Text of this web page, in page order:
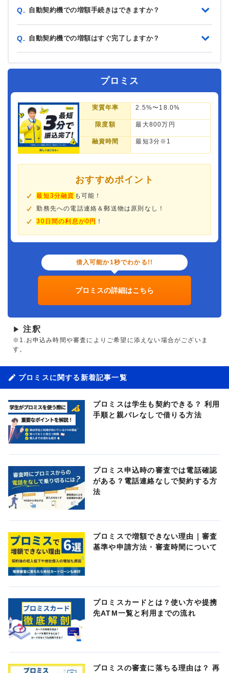
Q. 自動契約機での増額手続きはできますか？
Q. 自動契約機での増額はすぐ完了しますか？
プロミス
実質年率 2.5%〜18.0%
限度額 最大800万円
融資時間 最短3分※1
おすすめポイント
最短3分融資 も可能！
勤務先への電話連絡＆郵送物は原則なし！
30日間の利息が0円 ！
借入可能か1秒でわかる!!
プロミスの詳細はこちら
▶ 注釈
※1.お申込み時間や審査によりご希望に添えない場合がございま
す。
プロミスに関する新着記事一覧
プロミスは学生も契約できる？ 利用
手順と親バレなしで借りる方法
プロミス申込時の審査では電話確認
がある？電話連絡なしで契約する方
法
プロミスで増額できない理由｜審査
基準や申請方法・審査時間について
プロミスカードとは？使い方や提携
先ATM一覧と利用までの流れ
プロミスの審査に落ちる理由は？ 再